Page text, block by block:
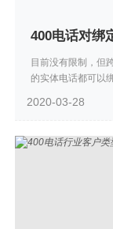
400电话对绑
目前没有限制，但
的实体电话都可以
2020-03-28